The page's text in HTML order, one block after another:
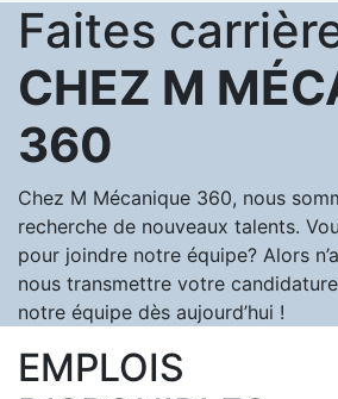
Faites
CHEZ M
360
Chez M Mécanique 360, nous
recherche de nouveaux talents.
pour joindre notre équipe? Alors
nous transmettre votre
notre équipe dès aujourd’hui !
EMPLOIS